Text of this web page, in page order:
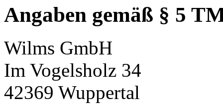
Angaben gemäß § 5
Wilms GmbH
Im Vogelsholz 34
42369 Wuppertal